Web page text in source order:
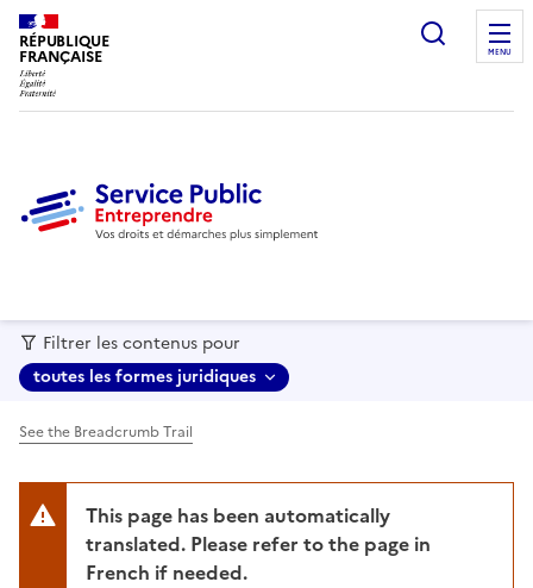
RÉPUBLIQUE
FRANÇAISE MENU
Filtrer les contenus pour
toutes les formes juridiques
See the Breadcrumb Trail
This page has been automatically
translated. Please refer to the page in
French if needed.